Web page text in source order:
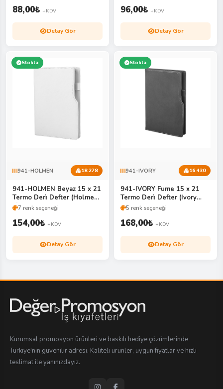
88,00₺ +KDV
Detay Gör
96,00₺ +KDV
Detay Gör
Stokta
941-HOLMEN 18.278
941-HOLMEN Beyaz 15 x 21
Termo Deri̇ Defter (Holmen
Ki̇tap Kağıdı)
7 renk seçeneği
154,00₺ +KDV
Detay Gör
Stokta
941-IVORY 16.430
941-IVORY Fume 15 x 21
Termo Deri̇ Defter (Ivory
Kağıt)
5 renk seçeneği
168,00₺ +KDV
Detay Gör
Kurumsal promosyon ürünleri ve baskılı hediye çözümlerinde
Türkiye'nin güvenilir adresi. Kaliteli ürünler, uygun fiyatlar ve hızlı
teslimat ile yanınızdayız.